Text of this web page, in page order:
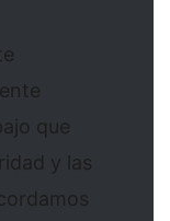
que
y las